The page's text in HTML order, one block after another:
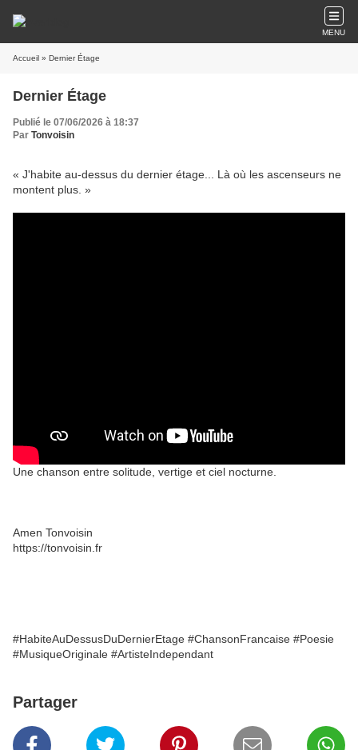
MENU
Accueil » Dernier Étage
Dernier Étage
Publié le 07/06/2026 à 18:37
Par Tonvoisin
« J'habite au-dessus du dernier étage... Là où les ascenseurs ne
montent plus. »
Une chanson entre solitude, vertige et ciel nocturne.
Amen Tonvoisin
https://tonvoisin.fr
#HabiteAuDessusDuDernierEtage #ChansonFrancaise #Poesie
#MusiqueOriginale #ArtisteIndependant
Partager